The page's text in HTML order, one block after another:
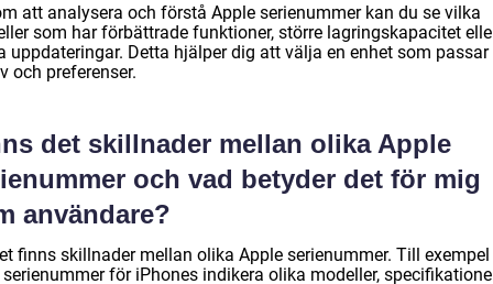
att analysera och förstå Apple serienummer kan du se vilka
som har förbättrade funktioner, större lagringskapacitet
uppdateringar. Detta hjälper dig att välja en enhet som
och preferenser.
det skillnader mellan olika Apple
och vad betyder det för mig
användare?
finns skillnader mellan olika Apple serienummer. Till
för iPhones indikera olika modeller,